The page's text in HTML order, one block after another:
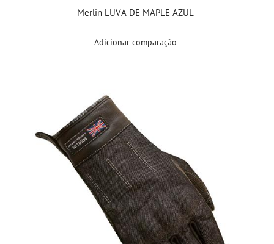
Merlin LUVA DE MAPLE AZUL
Adicionar comparação